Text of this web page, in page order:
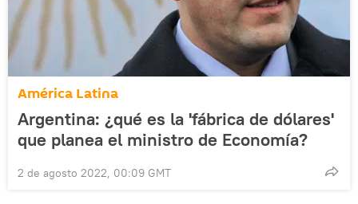
América Latina
Argentina: ¿qué es la 'fábrica de dólares'
que planea el ministro de Economía?
2 de agosto 2022, 00:09 GMT